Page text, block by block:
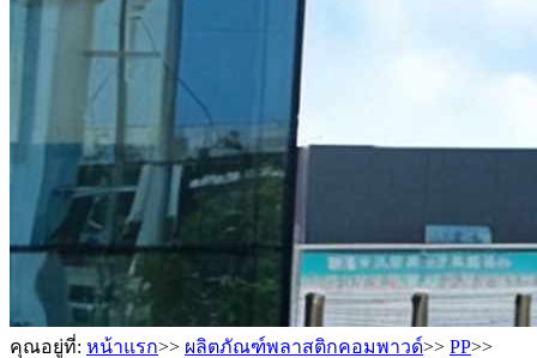
คุณอยู่ที่: หน้าแรก>> ผลิตภัณฑ์พลาสติกคอมพาวด์>> PP>>